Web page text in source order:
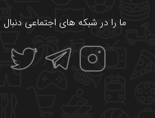
ما را در شبکه های اجتماعی دنبال